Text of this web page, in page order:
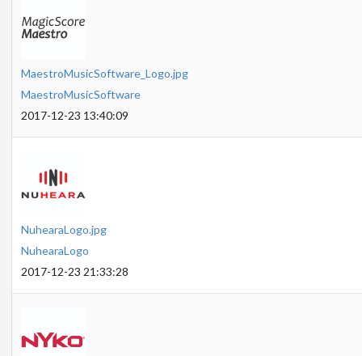
MaestroMusicSoftware_Logo.jpg
MaestroMusicSoftware
2017-12-23 13:40:09
NuhearaLogo.jpg
NuhearaLogo
2017-12-23 21:33:28